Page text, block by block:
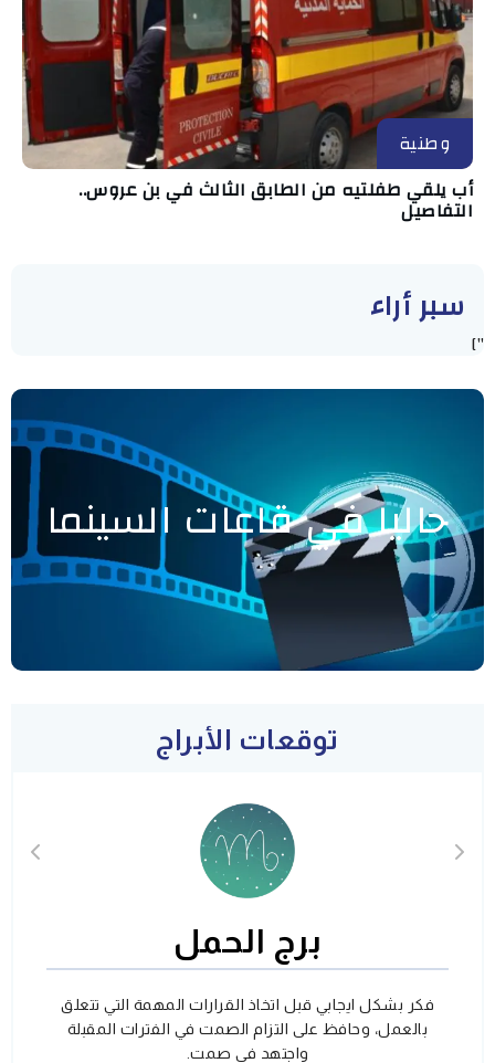
وطنية
أب يلقي طفلتيه من الطابق الثالث في بن عروس..
التفاصيل
سبر أراء
"]
حاليا في قاعات السينما
توقعات الأبراج
برج الحمل
فكر بشكل ايجابي قبل اتخاذ القرارات المهمة التي تتعلق
بالعمل، وحافظ على التزام الصمت في الفترات المقبلة
واجتهد في صمت.